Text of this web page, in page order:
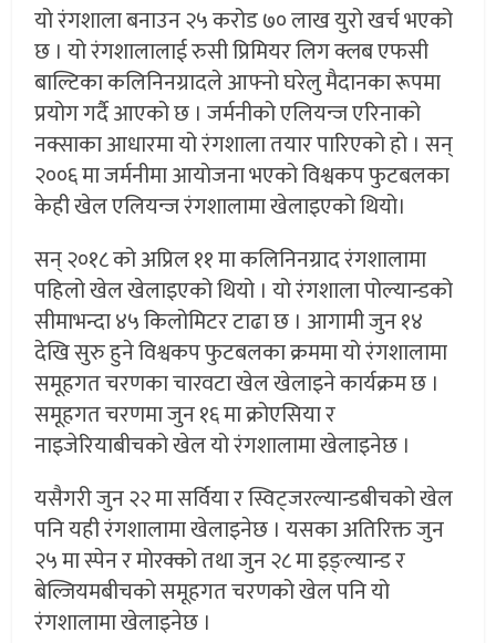
यो रंगशाला बनाउन २५ करोड ७० लाख युरो खर्च भएको
छ । यो रंगशालालाई रुसी प्रिमियर लिग क्लब एफसी
बाल्टिका कलिनिनग्रादले आफ्नो घरेलु मैदानका रूपमा
प्रयोग गर्दै आएको छ । जर्मनीको एलियन्ज एरिनाको
नक्साका आधारमा यो रंगशाला तयार पारिएको हो । सन्
२००६ मा जर्मनीमा आयोजना भएको विश्वकप फुटबलका
केही खेल एलियन्ज रंगशालामा खेलाइएको थियो।
सन् २०१८ को अप्रिल ११ मा कलिनिनग्राद रंगशालामा
पहिलो खेल खेलाइएको थियो । यो रंगशाला पोल्यान्डको
सीमाभन्दा ४५ किलोमिटर टाढा छ । आगामी जुन १४
देखि सुरु हुने विश्वकप फुटबलका क्रममा यो रंगशालामा
समूहगत चरणका चारवटा खेल खेलाइने कार्यक्रम छ ।
समूहगत चरणमा जुन १६ मा क्रोएसिया र
नाइजेरियाबीचको खेल यो रंगशालामा खेलाइनेछ ।
यसैगरी जुन २२ मा सर्विया र स्विट्जरल्यान्डबीचको खेल
पनि यही रंगशालामा खेलाइनेछ । यसका अतिरिक्त जुन
२५ मा स्पेन र मोरक्को तथा जुन २८ मा इङ्ल्यान्ड र
बेल्जियमबीचको समूहगत चरणको खेल पनि यो
रंगशालामा खेलाइनेछ ।